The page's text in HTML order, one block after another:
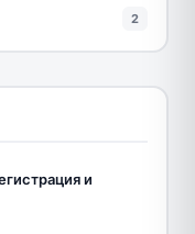
2
и